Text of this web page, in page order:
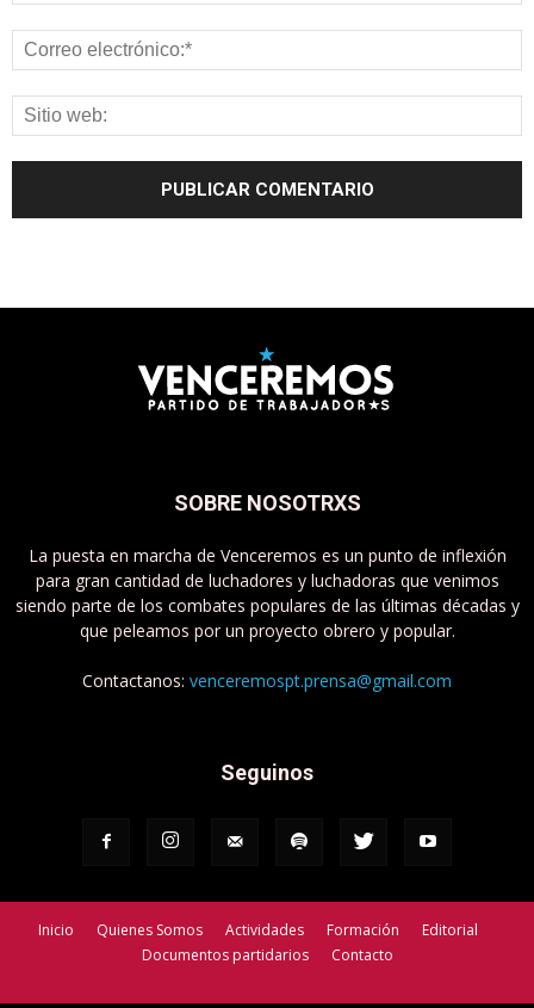
SOBRE NOSOTRXS
La puesta en marcha de Venceremos es un punto de inflexión
para gran cantidad de luchadores y luchadoras que venimos
siendo parte de los combates populares de las últimas décadas y
que peleamos por un proyecto obrero y popular.
Contactanos: venceremospt.prensa@gmail.com
Seguinos
Inicio Quienes Somos Actividades Formación
Editorial
Documentos partidarios
Contacto